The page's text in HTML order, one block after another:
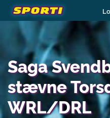
Saga
stævne
WRL/DRL